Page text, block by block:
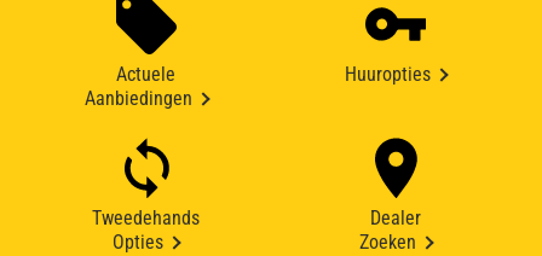
Actuele
Aanbiedingen
Huuropties
Tweedehands
Opties
Dealer
Zoeken